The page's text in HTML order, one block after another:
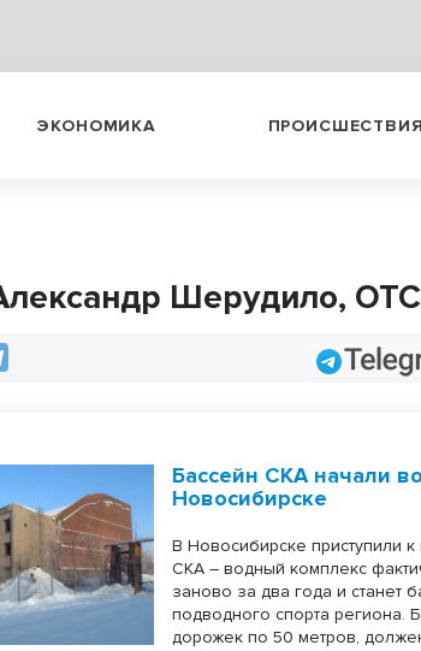
ЭКОНОМИКА ПРОИСШЕСТВИЯ
Шерудило, ОТС
Telegram
Бассейн СКА начали
Новосибирске
В Новосибирске приступили
СКА – водный комплекс
заново за два года и станет
подводного спорта региона.
дорожек по 50 метров,